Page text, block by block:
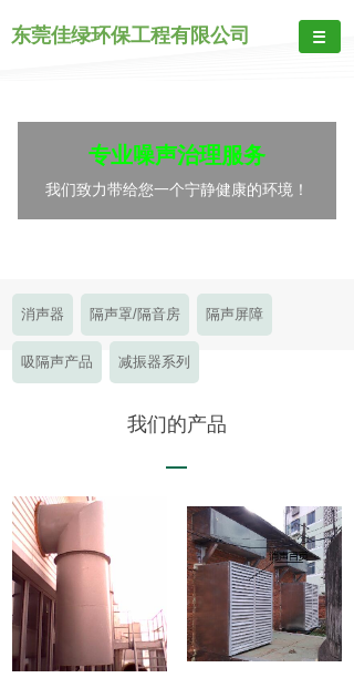
东莞佳绿环保工程有限公司
专业噪声治理服务
我们致力带给您一个宁静健康的环境！
消声器 隔声罩/隔音房 隔声屏障
吸隔声产品 减振器系列
我们的产品